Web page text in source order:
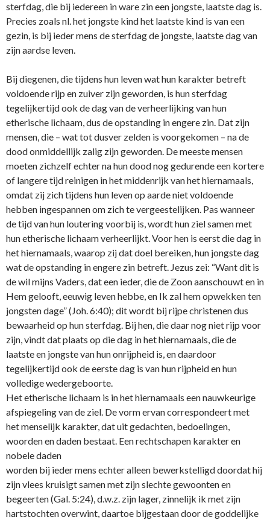
sterfdag, die bij iedereen in ware zin een jongste, laatste dag is.
Precies zoals nl. het jongste kind het laatste kind is van een
gezin, is bij ieder mens de sterfdag de jongste, laatste dag van
zijn aardse leven.
Bij diegenen, die tijdens hun leven wat hun karakter betreft
voldoende rijp en zuiver zijn geworden, is hun sterfdag
tegelijkertijd ook de dag van de verheerlijking van hun
etherische lichaam, dus de opstanding in engere zin. Dat zijn
mensen, die – wat tot dusver zelden is voorgekomen – na de
dood o­nmiddellijk zalig zijn geworden. De meeste mensen
moeten zichzelf echter na hun dood nog gedurende een kortere
of langere tijd reinigen in het middenrijk van het hiernamaals,
omdat zij zich tijdens hun leven op aarde niet voldoende
hebben ingespannen om zich te vergeestelijken. Pas wanneer
de tijd van hun loutering voorbij is, wordt hun ziel samen met
hun etherische lichaam verheerlijkt. Voor hen is eerst die dag in
het hiernamaals, waarop zij dat doel bereiken, hun jongste dag
wat de opstanding in engere zin betreft. Jezus zei: “Want dit is
de wil mijns Vaders, dat een ieder, die de Zoon aanschouwt en in
Hem gelooft, eeuwig leven hebbe, en Ik zal hem opwekken ten
jongsten dage” (Joh. 6:40); dit wordt bij rijpe christenen dus
bewaarheid op hun sterfdag. Bij hen, die daar nog niet rijp voor
zijn, vindt dat plaats op die dag in het hiernamaals, die de
laatste en jongste van hun o­nrijpheid is, en daardoor
tegelijkertijd ook de eerste dag is van hun rijpheid en hun
volledige wedergeboorte.
Het etherische lichaam is in het hiernamaals een nauwkeurige
afspiegeling van de ziel. De vorm ervan correspondeert met
het menselijk karakter, dat uit gedachten, bedoelingen,
woorden en daden bestaat. Een rechtschapen karakter en
nobele daden
worden bij ieder mens echter alleen bewerkstelligd doordat hij
zijn vlees kruisigt samen met zijn slechte gewoonten en
begeerten (Gal. 5:24), d.w.z. zijn lager, zinnelijk ik met zijn
hartstochten overwint, daartoe bijgestaan door de goddelijke